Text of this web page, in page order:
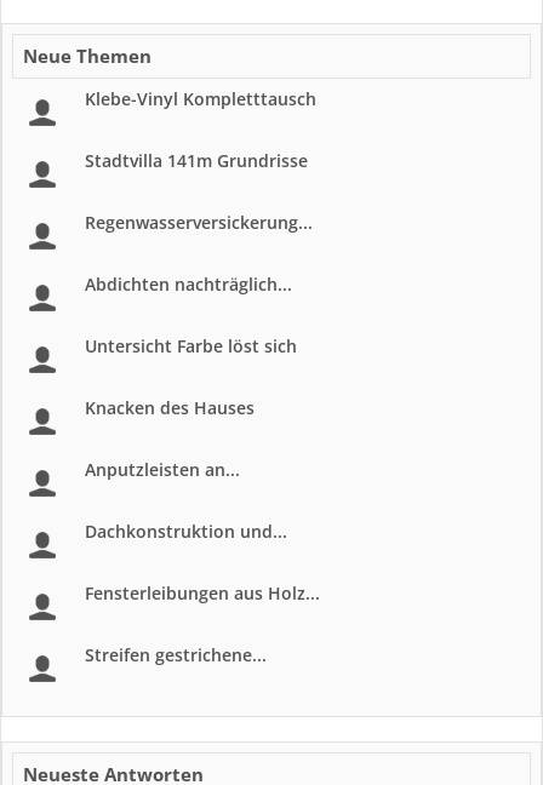
Neue Themen
Klebe-Vinyl Kompletttausch
Stadtvilla 141m Grundrisse
Regenwasserversickerung...
Abdichten nachträglich...
Untersicht Farbe löst sich
Knacken des Hauses
Anputzleisten an...
Dachkonstruktion und...
Fensterleibungen aus Holz...
Streifen gestrichene...
Neueste Antworten